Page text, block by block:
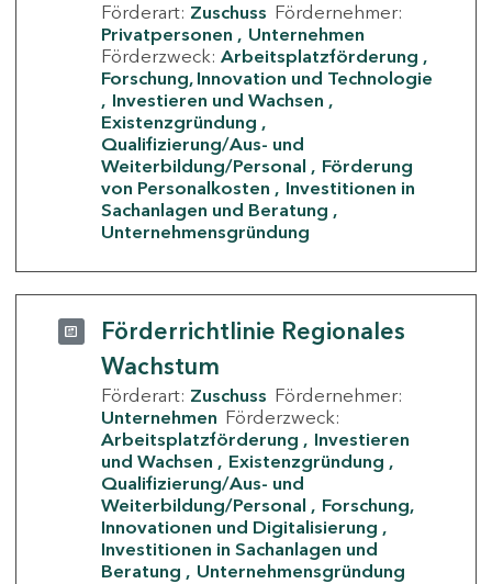
Förderart: Zuschuss Fördernehmer:
Privatpersonen
Unternehmen
Förderzweck: Arbeitsplatzförderung
Forschung, Innovation und Technologie
Investieren und Wachsen
Existenzgründung
Qualifizierung/Aus- und
Weiterbildung/Personal
Förderung
von Personalkosten
Investitionen in
Sachanlagen und Beratung
Unternehmensgründung
Förderrichtlinie Regionales
Wachstum
Förderart: Zuschuss Fördernehmer:
Unternehmen Förderzweck:
Arbeitsplatzförderung
Investieren
und Wachsen
Existenzgründung
Qualifizierung/Aus- und
Weiterbildung/Personal
Forschung,
Innovationen und Digitalisierung
Investitionen in Sachanlagen und
Beratung
Unternehmensgründung